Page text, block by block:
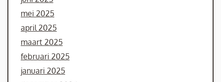
mei 2025
april 2025
maart 2025
februari 2025
januari 2025